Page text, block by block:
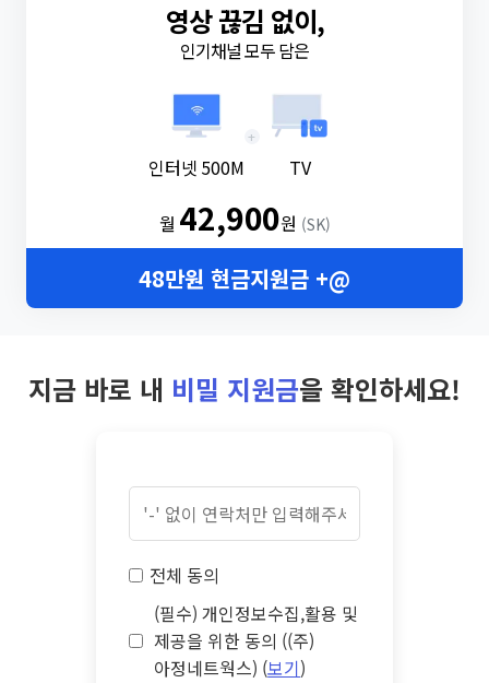
영상 끊김 없이,
인기채널 모두 담은
인터넷 500M
+
TV
월 42,900원 (SK)
48만원 현금지원금 +@
지금 바로 내 비밀 지원금을 확인하세요!
전체 동의
(필수) 개인정보수집,활용 및
제공을 위한 동의 ((주)
아정네트웍스) (보기)